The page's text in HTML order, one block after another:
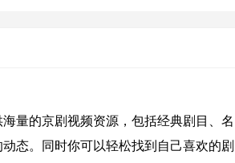
量的京剧视频资源，包括经典剧目、名
态。同时你可以轻松找到自己喜欢的剧